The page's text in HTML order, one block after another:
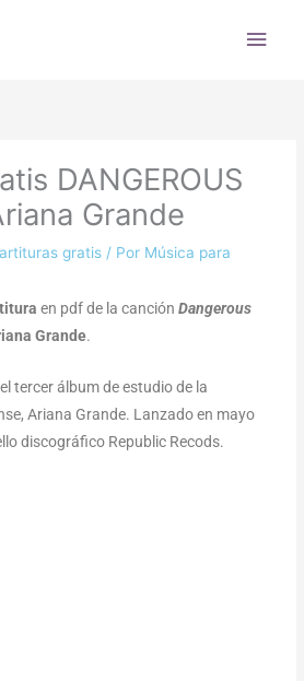
DANGEROUS
Grande
gratis / Por Música para
en pdf de la canciónDangerous
Grande.
tercer álbum de estudio de la
Ariana Grande. Lanzado en mayo
discográfico Republic Recods.